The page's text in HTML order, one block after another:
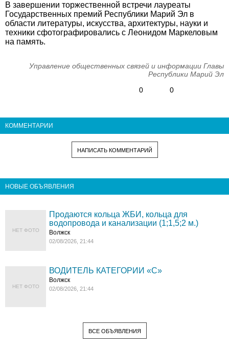
В завершении торжественной встречи лауреаты
Государственных премий Республики Марий Эл в
области литературы, искусства, архитектуры, науки и
техники сфотографировались с Леонидом Маркеловым
на память.
Управление общественных связей и информации Главы
Республики Марий Эл
0
0
КОММЕНТАРИИ
НАПИСАТЬ КОММЕНТАРИЙ
НОВЫЕ ОБЪЯВЛЕНИЯ
НЕТ ФОТО
Продаются кольца ЖБИ, кольца для
водопровода и канализации (1;1,5;2 м.)
Волжск
02/08/2026, 21:44
НЕТ ФОТО
ВОДИТЕЛЬ КАТЕГОРИИ «C»
Волжск
02/08/2026, 21:44
ВСЕ ОБЪЯВЛЕНИЯ